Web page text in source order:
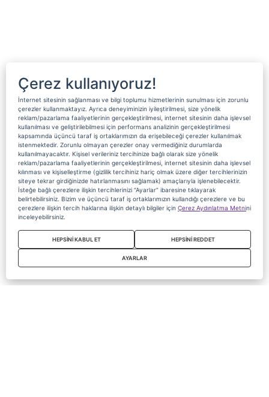
Çerez kullanıyoruz!
İnternet sitesinin sağlanması ve bilgi toplumu hizmetlerinin sunulması için zorunlu
çerezler kullanmaktayız. Ayrıca deneyiminizin iyileştirilmesi, size yönelik
reklam/pazarlama faaliyetlerinin gerçekleştirilmesi, internet sitesinin daha işlevsel
kullanılması ve geliştirilebilmesi için performans analizinin gerçekleştirilmesi
kapsamında üçüncü taraf iş ortaklarımızın da erişebileceği çerezler kullanılmak
istenmektedir. Zorunlu olmayan çerezler onay vermediğiniz durumlarda
kullanılmayacaktır. Kişisel verileriniz tercihinize bağlı olarak size yönelik
reklam/pazarlama faaliyetlerinin gerçekleştirilmesi, internet sitesinin daha işlevsel
kılınması ve kişiselleştirme (gizlilik tercihiniz hariç olmak üzere diğer tercihlerinizin
siteye tekrar girdiğinizde hatırlanmasını sağlamak) amaçlarıyla işlenebilecektir.
İsteğe bağlı çerezlere ilişkin tercihlerinizi “Ayarlar” ibaresine tıklayarak
belirtebilirsiniz. Bizim ve üçüncü taraf iş ortaklarımızın kullandığı çerezlere ve bu
çerezlere ilişkin tercih haklarına ilişkin detaylı bilgiler için Çerez Aydınlatma Metnini
inceleyebilirsiniz.
HEPSİNİ KABUL ET HEPSİNİ REDDET
AYARLAR